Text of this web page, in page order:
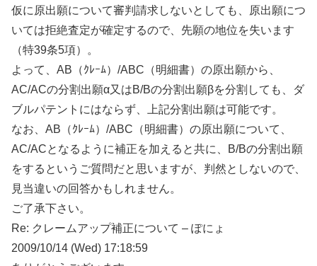
仮に原出願について審判請求しないとしても、原出願につ
いては拒絶査定が確定するので、先願の地位を失います
（特39条5項）。
よって、AB（ｸﾚｰﾑ）/ABC（明細書）の原出願から、
AC/ACの分割出願α又はB/Bの分割出願βを分割しても、ダ
ブルパテントにはならず、上記分割出願は可能です。
なお、AB（ｸﾚｰﾑ）/ABC（明細書）の原出願について、
AC/ACとなるように補正を加えると共に、B/Bの分割出願
をするというご質問だと思いますが、判然としないので、
見当違いの回答かもしれません。
ご了承下さい。
Re: クレームアップ補正について – ぽにょ
2009/10/14 (Wed) 17:18:59